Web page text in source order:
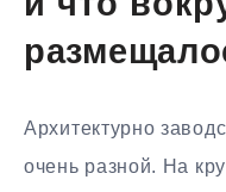
Архитектурно
очень разной. На